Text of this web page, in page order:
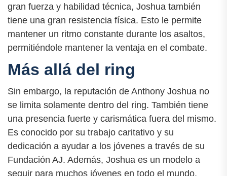
gran fuerza y habilidad técnica, Joshua también
tiene una gran resistencia física. Esto le permite
mantener un ritmo constante durante los asaltos,
permitiéndole mantener la ventaja en el combate.
Más allá del ring
Sin embargo, la reputación de Anthony Joshua no
se limita solamente dentro del ring. También tiene
una presencia fuerte y carismática fuera del mismo.
Es conocido por su trabajo caritativo y su
dedicación a ayudar a los jóvenes a través de su
Fundación AJ. Además, Joshua es un modelo a
seguir para muchos jóvenes en todo el mundo.